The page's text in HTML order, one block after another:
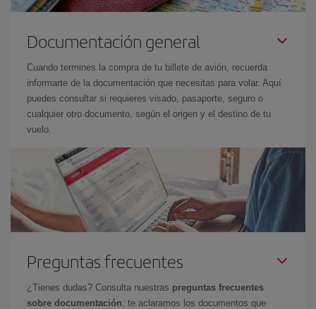
Documentación general
Cuando termines la compra de tu billete de avión, recuerda
informarte de la documentación que necesitas para volar. Aquí
puedes consultar si requieres visado, pasaporte, seguro o
cualquier otro documento, según el origen y el destino de tu
vuelo.
Preguntas frecuentes
¿Tienes dudas? Consulta nuestras preguntas frecuentes
sobre documentación: te aclaramos los documentos que